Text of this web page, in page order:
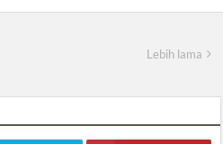
Lebih lama